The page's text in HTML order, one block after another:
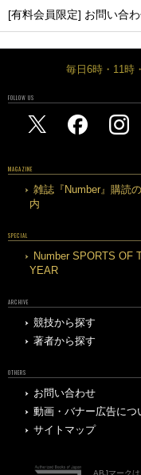
[有料会員限定] お問い合
毎日6時・11時
FOLLOW US
MAGAZINE
雑誌『Number』購読
内
SPECIAL
Number SPORTS OF
YEAR
ARCHIVE
競技から探す
著者から探す
OTHERS
お問い合わせ
動画・バナー広告につ
サイトマップ
ABJマーク